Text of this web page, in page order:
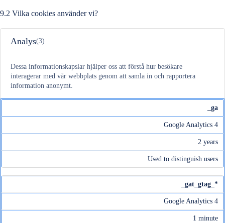
9.2 Vilka cookies använder vi?
Analys(3)
Dessa informationskapslar hjälper oss att förstå hur besökare
interagerar med vår webbplats genom att samla in och rapportera
information anonymt.
_ga
Google Analytics 4
2 years
Used to distinguish users
_gat_gtag_*
Google Analytics 4
1 minute